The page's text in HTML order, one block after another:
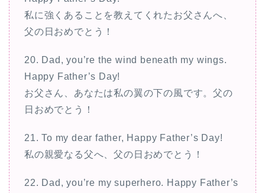
私に強くあることを教えてくれたお父さんへ、
父の日おめでとう！
20. Dad, you’re the wind beneath my wings.
Happy Father’s Day!
お父さん、あなたは私の翼の下の風です。父の
日おめでとう！
21. To my dear father, Happy Father’s Day!
私の親愛なる父へ、父の日おめでとう！
22. Dad, you’re my superhero. Happy Father’s